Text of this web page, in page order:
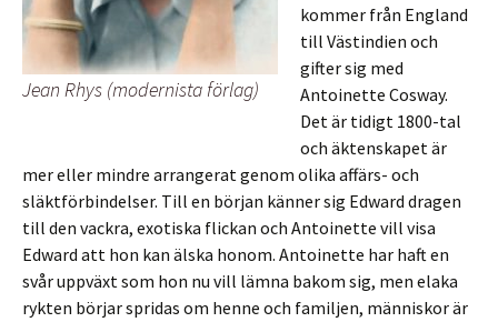
Jean Rhys (modernista förlag)
kommer från England
till Västindien och
gifter sig med
Antoinette Cosway.
Det är tidigt 1800-tal
och äktenskapet är
mer eller mindre arrangerat genom olika affärs- och
släktförbindelser. Till en början känner sig Edward dragen
till den vackra, exotiska flickan och Antoinette vill visa
Edward att hon kan älska honom. Antoinette har haft en
svår uppväxt som hon nu vill lämna bakom sig, men elaka
rykten börjar spridas om henne och familjen, människor är